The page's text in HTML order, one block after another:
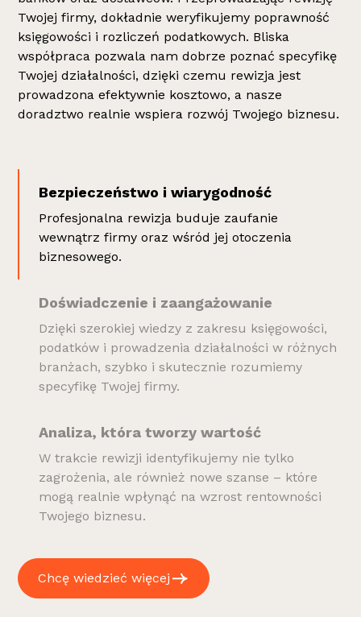
Twojej firmy, dokładnie weryfikujemy poprawność
księgowości i rozliczeń podatkowych. Bliska
współpraca pozwala nam dobrze poznać specyfikę
Twojej działalności, dzięki czemu rewizja jest
prowadzona efektywnie kosztowo, a nasze
doradztwo realnie wspiera rozwój Twojego biznesu.
Bezpieczeństwo i wiarygodność
Profesjonalna rewizja buduje zaufanie
wewnątrz firmy oraz wśród jej otoczenia
biznesowego.
Doświadczenie i zaangażowanie
Dzięki szerokiej wiedzy z zakresu księgowości,
podatków i prowadzenia działalności w różnych
branżach, szybko i skutecznie rozumiemy
specyfikę Twojej firmy.
Analiza, która tworzy wartość
W trakcie rewizji identyfikujemy nie tylko
zagrożenia, ale również nowe szanse – które
mogą realnie wpłynąć na wzrost rentowności
Twojego biznesu.
Chcę wiedzieć więcej